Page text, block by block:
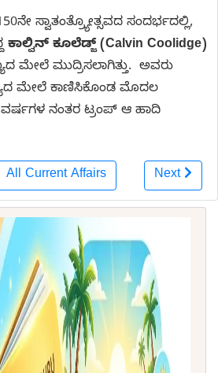
ಸ್ವಾತಂತ್ರ್ಯೋತ್ಸವದ ಸಂದರ್ಭದಲ್ಲಿ,
ಕಾಲ್ವಿನ್ ಕೂಲೆಡ್ಜ್ (Calvin Coolidge)
ಮೇಲೆ ಮುದ್ರಿಸಲಾಗಿತ್ತು. ಅವರು
ಮೇಲೆ ಕಾಣಿಸಿಕೊಂಡ ಮೊದಲ
ವರ್ಷಗಳ ನಂತರ ಟ್ರಂಪ್ ಆ ಹಾದಿ
All Current Affairs Next